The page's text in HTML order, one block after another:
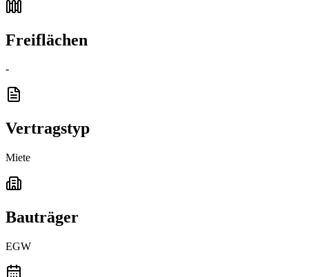
Freiflächen
-
Vertragstyp
Miete
Bauträger
EGW